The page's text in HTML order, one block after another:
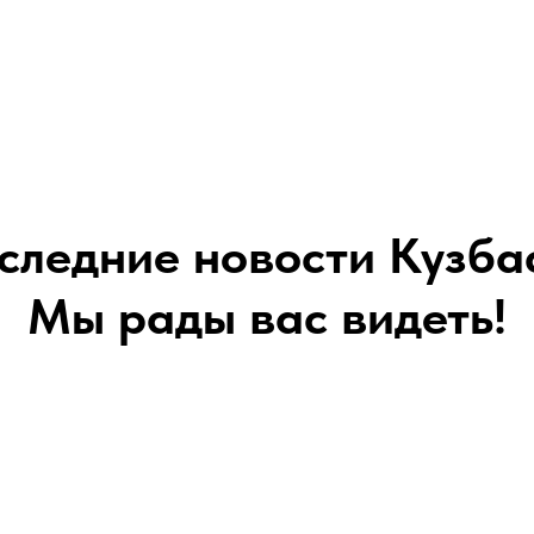
новости
Мы рады вас видеть!